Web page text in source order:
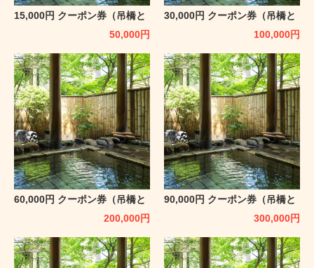
15,000円 クーポン券（吊橋と
離れの宿 鷹の巣館）50,000円
30,000円 クーポン券（吊橋と
離れの宿 鷹の巣館）100,000円
60,000円 クーポン券（吊橋と
離れの宿 鷹の巣館）200,000円
90,000円 クーポン券（吊橋と
離れの宿 鷹の巣館）300,000円